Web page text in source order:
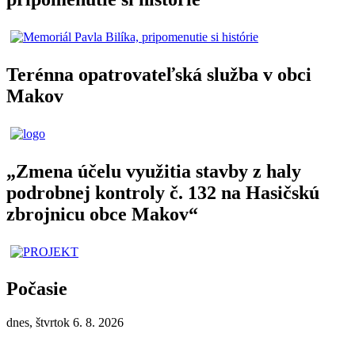
Terénna opatrovateľská služba v obci
Makov
„Zmena účelu využitia stavby z haly
podrobnej kontroly č. 132 na Hasičskú
zbrojnicu obce Makov“
Počasie
dnes, štvrtok 6. 8. 2026